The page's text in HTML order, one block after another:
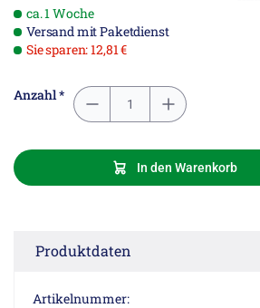
ca. 1 Woche
Versand mit Paketdienst
Sie sparen: 12,81 €
Anzahl *
In den Warenkorb
Produktdaten
Artikelnummer: